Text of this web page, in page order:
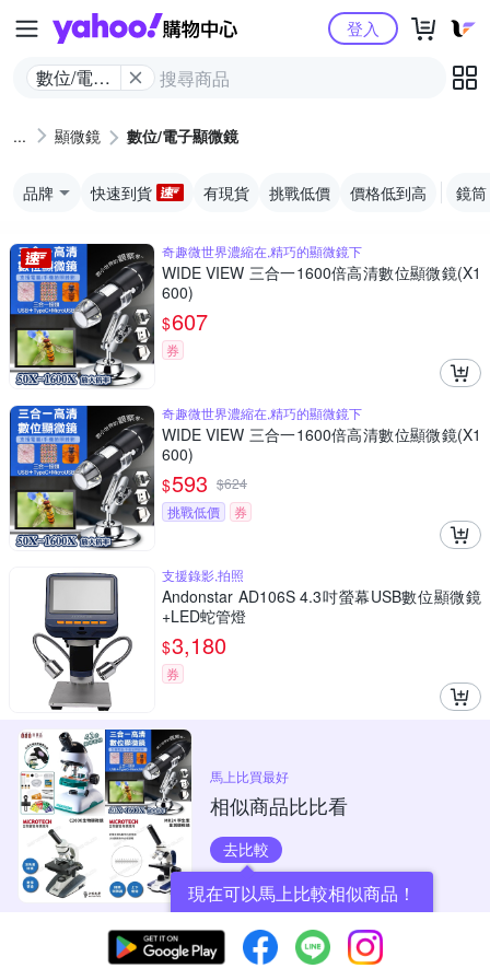
Yahoo購物中心
數位/電子
登入
顯微鏡 數位/電子顯微鏡
品牌 快速到貨 有現貨 挑戰低價 價格低到高 鏡筒
奇趣微世界濃縮在,精巧的顯微鏡下
WIDE VIEW 三合一1600倍高清數位顯微鏡(X1
600)
$607
券
奇趣微世界濃縮在,精巧的顯微鏡下
WIDE VIEW 三合一1600倍高清數位顯微鏡(X1
600)
$593 $624
挑戰低價
券
支援錄影,拍照
Andonstar AD106S 4.3吋螢幕USB數位顯微鏡
+LED蛇管燈
$3,180
券
馬上比買最好
相似商品比比看
去比較
現在可以馬上比較相似商品！